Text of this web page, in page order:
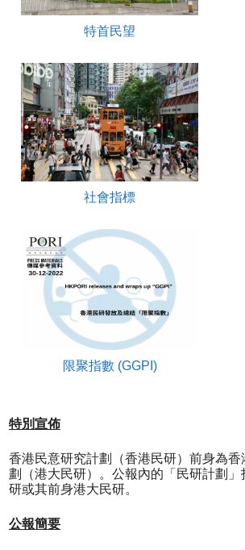
特首民望
社會指標
限聚指數 (GGPI)
特別宣佈
香港民意研究計劃（香港民研）前身為
劃（港大民研）。公報內的「民研計劃」
研或其前身港大民研。
公報簡要